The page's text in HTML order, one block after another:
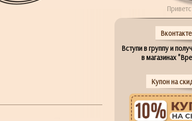
Вконтакте
Вступи в группу и
в магазинах
Купон на